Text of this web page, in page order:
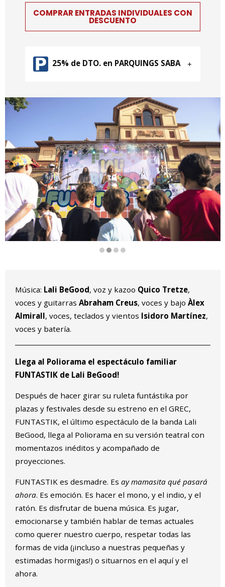
COMPRAR ENTRADAS INDIVIDUALES CON
DESCUENTO
25% de DTO. en PARQUINGS SABA
Música: Lali BeGood, voz y kazoo Quico Tretze,
voces y guitarras Abraham Creus, voces y bajo Àlex
Almirall, voces, teclados y vientos Isidoro Martínez,
voces y batería.
Llega al Poliorama el espectáculo familiar
FUNTASTIK de Lali BeGood!
Después de hacer girar su ruleta funtástika por
plazas y festivales desde su estreno en el GREC,
FUNTASTIK, el último espectáculo de la banda Lali
BeGood, llega al Poliorama en su versión teatral con
momentazos inéditos y acompañado de
proyecciones.
FUNTASTIK es desmadre. Es ay mamasita qué pasará
ahora. Es emoción. Es hacer el mono, y el indio, y el
ratón. Es disfrutar de buena música. Es jugar,
emocionarse y también hablar de temas actuales
como querer nuestro cuerpo, respetar todas las
formas de vida (¡incluso a nuestras pequeñas y
estimadas hormigas!) o situarnos en el aquí y el
ahora.